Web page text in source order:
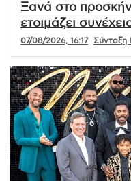
Ξανά στο
ετοιμάζει
07/08/2026, 16:17